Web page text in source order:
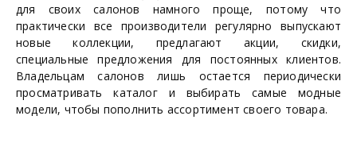
для своих салонов намного проще, потому что
практически все производители регулярно выпускают
новые коллекции, предлагают акции, скидки,
специальные предложения для постоянных клиентов.
Владельцам салонов лишь остается периодически
просматривать каталог и выбирать самые модные
модели, чтобы пополнить ассортимент своего товара.